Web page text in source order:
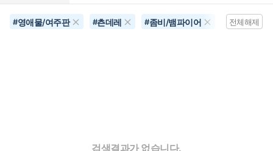
#영애물/여주판 #츤데레 #좀비/뱀파이어 영화화
전체해제
검색결과가 없습니다.